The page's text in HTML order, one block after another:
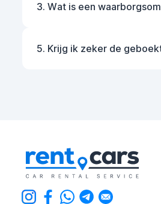
3. Wat is een
5. Krijg ik zeker de